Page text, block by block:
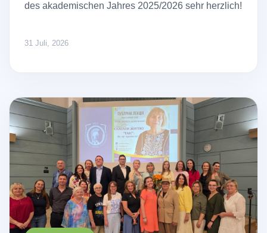
des akademischen Jahres 2025/2026 sehr herzlich!
31 Juli, 2026